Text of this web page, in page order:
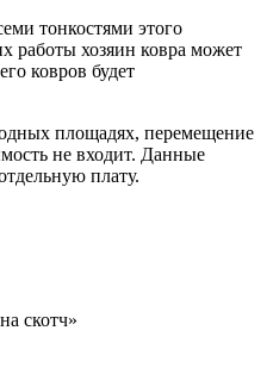
тонкостями этого
работы хозяин ковра может
ковров будет
площадях, перемещение
не входит. Данные
плату.
скотч»